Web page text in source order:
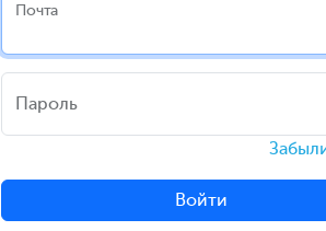
Почта
Пароль
Войти